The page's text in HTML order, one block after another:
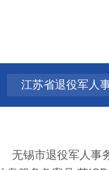
江苏省退役军人
无锡市退役军人事